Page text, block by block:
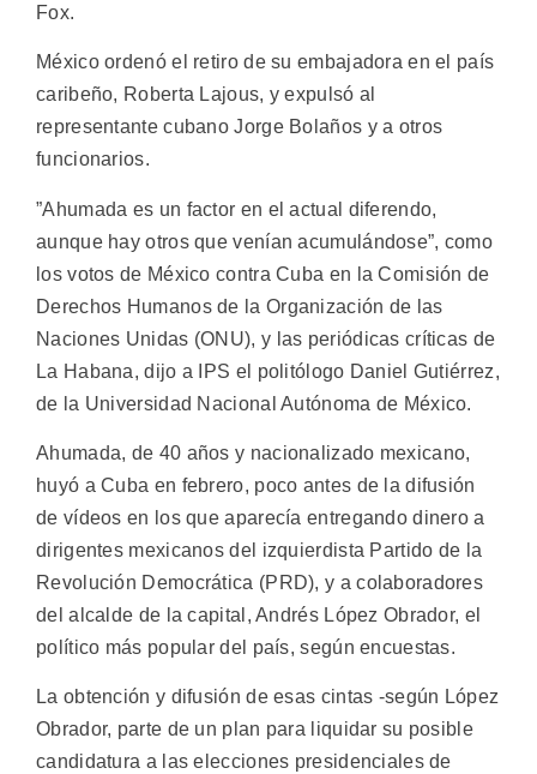
Fox.
México ordenó el retiro de su embajadora en el país
caribeño, Roberta Lajous, y expulsó al
representante cubano Jorge Bolaños y a otros
funcionarios.
”Ahumada es un factor en el actual diferendo,
aunque hay otros que venían acumulándose”, como
los votos de México contra Cuba en la Comisión de
Derechos Humanos de la Organización de las
Naciones Unidas (ONU), y las periódicas críticas de
La Habana, dijo a IPS el politólogo Daniel Gutiérrez,
de la Universidad Nacional Autónoma de México.
Ahumada, de 40 años y nacionalizado mexicano,
huyó a Cuba en febrero, poco antes de la difusión
de vídeos en los que aparecía entregando dinero a
dirigentes mexicanos del izquierdista Partido de la
Revolución Democrática (PRD), y a colaboradores
del alcalde de la capital, Andrés López Obrador, el
político más popular del país, según encuestas.
La obtención y difusión de esas cintas -según López
Obrador, parte de un plan para liquidar su posible
candidatura a las elecciones presidenciales de